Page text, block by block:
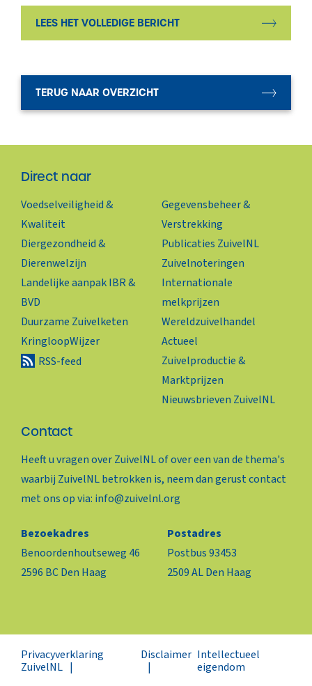
LEES HET VOLLEDIGE BERICHT
TERUG NAAR OVERZICHT
Direct naar
Voedselveiligheid &
Kwaliteit
Diergezondheid &
Dierenwelzijn
Landelijke aanpak IBR &
BVD
Duurzame Zuivelketen
KringloopWijzer
RSS-feed
Gegevensbeheer &
Verstrekking
Publicaties ZuivelNL
Zuivelnoteringen
Internationale
melkprijzen
Wereldzuivelhandel
Actueel
Zuivelproductie &
Marktprijzen
Nieuwsbrieven ZuivelNL
Contact
Heeft u vragen over ZuivelNL of over een van de thema's
waarbij ZuivelNL betrokken is, neem dan gerust contact
met ons op via: info@zuivelnl.org
Bezoekadres
Benoordenhoutseweg 46
2596 BC Den Haag
Postadres
Postbus 93453
2509 AL Den Haag
Privacyverklaring
ZuivelNL
Disclaimer Intellectueel
eigendom